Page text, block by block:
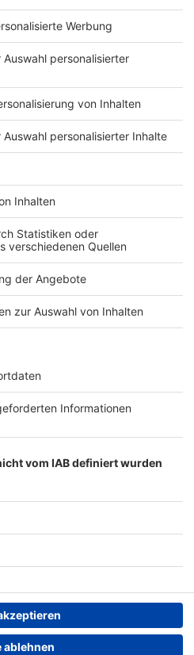
Kontakt
Studio-Hotline
ROCK ANTENNE
Region wechseln
Newsletter